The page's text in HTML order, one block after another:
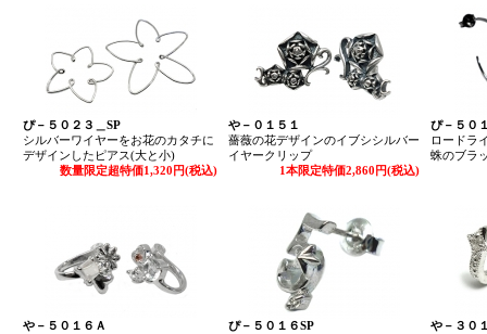
ぴ－５０２３＿SP
シルバーワイヤーをお花のカタチに
デザインしたピアス(大と小)
数量限定超特価1,320円(税込)
や－０１５１
薔薇の花デザインのイブシシルバー
イヤークリップ
1本限定特価2,860円(税込)
ぴ－５０
ロードラ
蛛のブラ
や－５０１６Ａ
ぴ－５０１６SP
や－３０